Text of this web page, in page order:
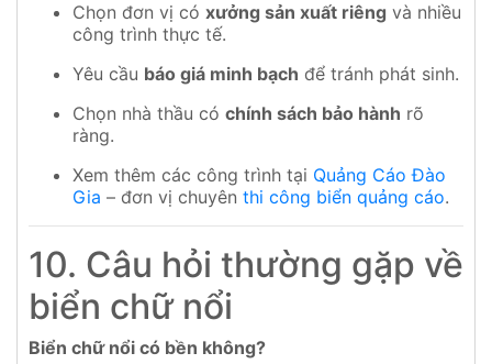
Chọn đơn vị có xưởng sản xuất riêng và nhiều
công trình thực tế.
Yêu cầu báo giá minh bạch để tránh phát sinh.
Chọn nhà thầu có chính sách bảo hành rõ
ràng.
Xem thêm các công trình tại Quảng Cáo Đào
Gia – đơn vị chuyên thi công biển quảng cáo.
10. Câu hỏi thường gặp về
biển chữ nổi
Biển chữ nổi có bền không?